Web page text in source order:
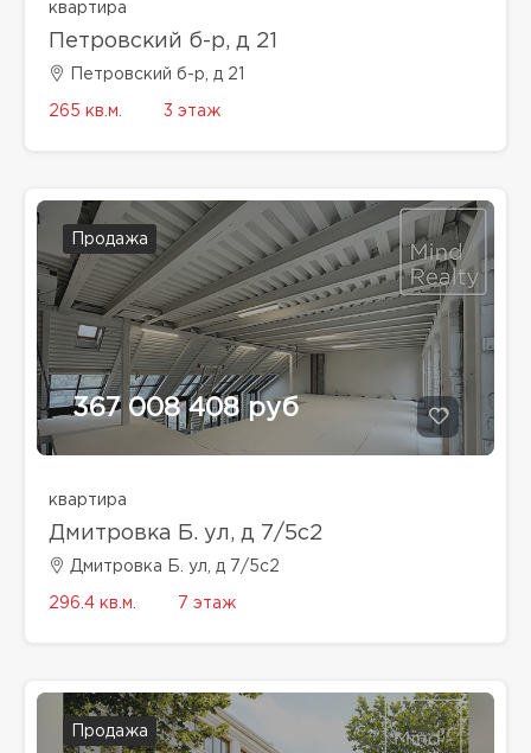
квартира
Петровский б-р, д 21
Петровский б-р, д 21
265 кв.м. 3 этаж
Продажа
367 008 408 руб
квартира
Дмитровка Б. ул, д 7/5с2
Дмитровка Б. ул, д 7/5с2
296.4 кв.м. 7 этаж
Продажа